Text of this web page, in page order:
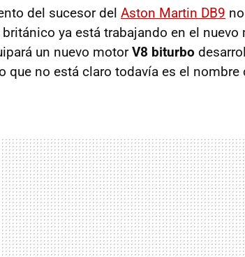
del sucesor del Aston Martin DB9
ya está trabajando en el nuevo
un nuevo motorV8 biturbo
que no está claro todavía es el nombre